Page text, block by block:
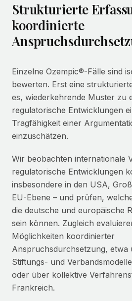
Strukturierte
koordinierte
Einzelne Ozempic®-Fälle sind
bewerten. Erst eine
es, wiederkehrende Muster zu
regulatorische Entwicklungen
Tragfähigkeit einer
einzuschätzen.
Wir beobachten internationale
regulatorische Entwicklungen
insbesondere in den USA,
EU-Ebene – und prüfen,
die deutsche und europäische
sein können. Zugleich
Möglichkeiten koordinierter
Anspruchsdurchsetzung, etwa
Stiftungs- und
oder über kollektive
Frankreich.